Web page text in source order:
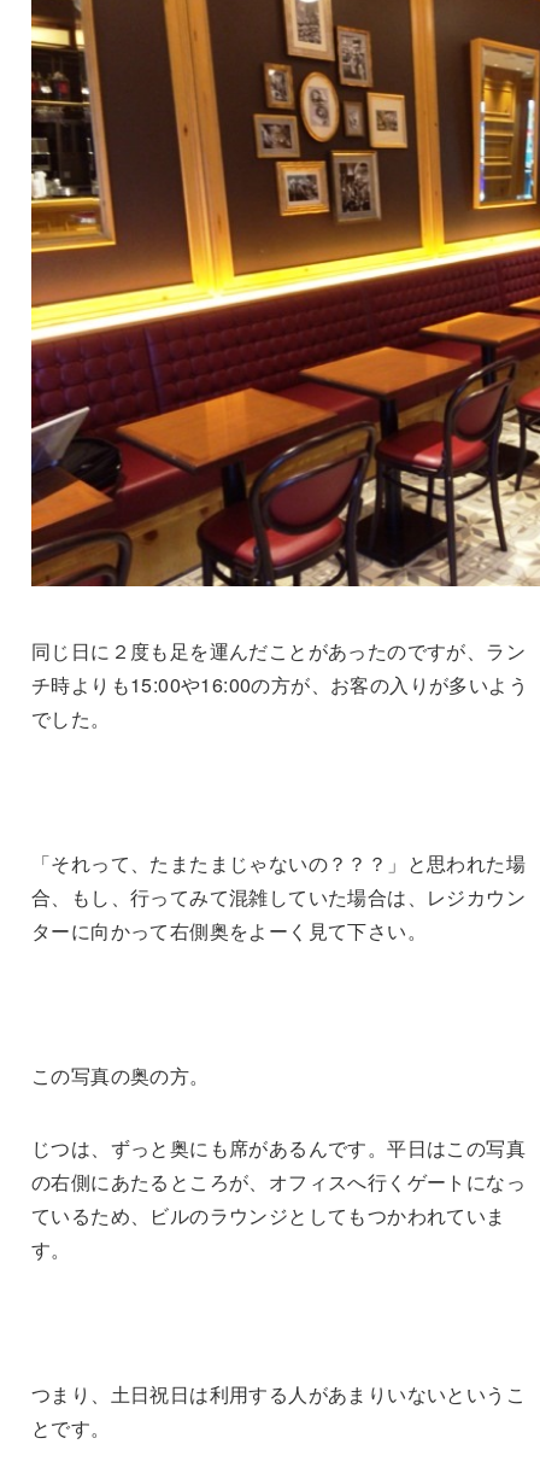
同じ日に２度も足を運んだことがあったのですが、ラン
チ時よりも15:00や16:00の方が、お客の入りが多いよう
でした。
「それって、たまたまじゃないの？？？」と思われた場
合、もし、行ってみて混雑していた場合は、レジカウン
ターに向かって右側奥をよーく見て下さい。
この写真の奥の方。
じつは、ずっと奥にも席があるんです。平日はこの写真
の右側にあたるところが、オフィスへ行くゲートになっ
ているため、ビルのラウンジとしてもつかわれていま
す。
つまり、土日祝日は利用する人があまりいないというこ
とです。